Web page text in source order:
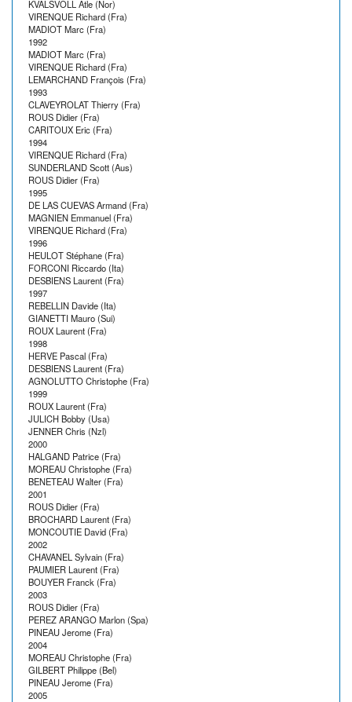
KVALSVOLL Atle (Nor)
VIRENQUE Richard (Fra)
MADIOT Marc (Fra)
1992
MADIOT Marc (Fra)
VIRENQUE Richard (Fra)
LEMARCHAND François (Fra)
1993
CLAVEYROLAT Thierry (Fra)
ROUS Didier (Fra)
CARITOUX Eric (Fra)
1994
VIRENQUE Richard (Fra)
SUNDERLAND Scott (Aus)
ROUS Didier (Fra)
1995
DE LAS CUEVAS Armand (Fra)
MAGNIEN Emmanuel (Fra)
VIRENQUE Richard (Fra)
1996
HEULOT Stéphane (Fra)
FORCONI Riccardo (Ita)
DESBIENS Laurent (Fra)
1997
REBELLIN Davide (Ita)
GIANETTI Mauro (Sui)
ROUX Laurent (Fra)
1998
HERVE Pascal (Fra)
DESBIENS Laurent (Fra)
AGNOLUTTO Christophe (Fra)
1999
ROUX Laurent (Fra)
JULICH Bobby (Usa)
JENNER Chris (Nzl)
2000
HALGAND Patrice (Fra)
MOREAU Christophe (Fra)
BENETEAU Walter (Fra)
2001
ROUS Didier (Fra)
BROCHARD Laurent (Fra)
MONCOUTIE David (Fra)
2002
CHAVANEL Sylvain (Fra)
PAUMIER Laurent (Fra)
BOUYER Franck (Fra)
2003
ROUS Didier (Fra)
PEREZ ARANGO Marlon (Spa)
PINEAU Jerome (Fra)
2004
MOREAU Christophe (Fra)
GILBERT Philippe (Bel)
PINEAU Jerome (Fra)
2005